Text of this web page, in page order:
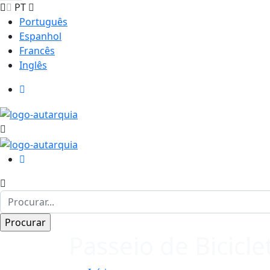
PT
Português
Espanhol
Francês
Inglês